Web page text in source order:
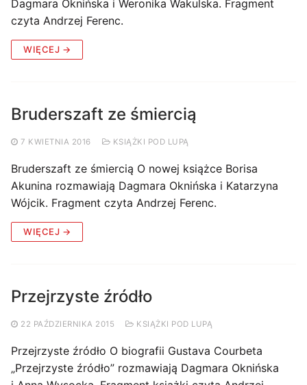
Dagmara Oknińska i Weronika Wakulska. Fragment
czyta Andrzej Ferenc.
WIĘCEJ →
Bruderszaft ze śmiercią
7 KWIETNIA 2016 KSIĄŻKI POD LUPĄ
Bruderszaft ze śmiercią O nowej książce Borisa
Akunina rozmawiają Dagmara Oknińska i Katarzyna
Wójcik. Fragment czyta Andrzej Ferenc.
WIĘCEJ →
Przejrzyste źródło
22 PAŹDZIERNIKA 2015 KSIĄŻKI POD LUPĄ
Przejrzyste źródło O biografii Gustava Courbeta
„Przejrzyste źródło” rozmawiają Dagmara Oknińska